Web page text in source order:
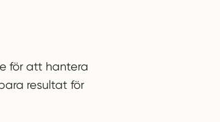
för att hantera
resultat för